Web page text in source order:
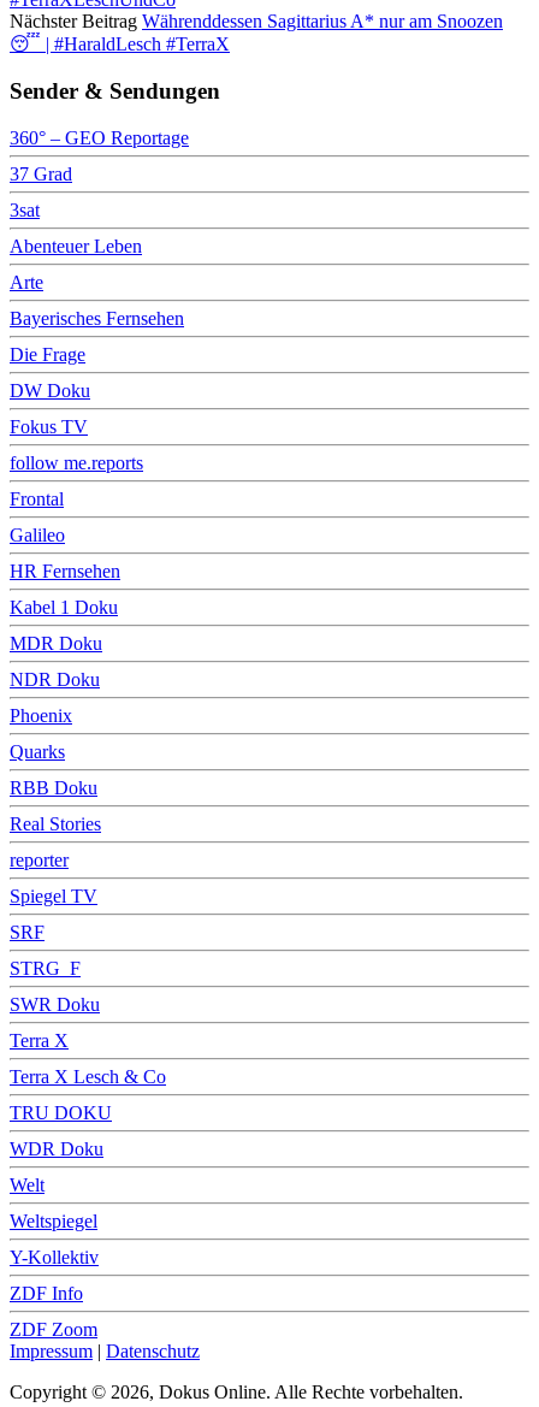
Nächster Beitrag Währenddessen Sagittarius A* nur am Snoozen
😴 | #HaraldLesch #TerraX
Sender & Sendungen
360° – GEO Reportage
37 Grad
3sat
Abenteuer Leben
Arte
Bayerisches Fernsehen
Die Frage
DW Doku
Fokus TV
follow me.reports
Frontal
Galileo
HR Fernsehen
Kabel 1 Doku
MDR Doku
NDR Doku
Phoenix
Quarks
RBB Doku
Real Stories
reporter
Spiegel TV
SRF
STRG_F
SWR Doku
Terra X
Terra X Lesch & Co
TRU DOKU
WDR Doku
Welt
Weltspiegel
Y-Kollektiv
ZDF Info
ZDF Zoom
Impressum | Datenschutz
Copyright © 2026, Dokus Online. Alle Rechte vorbehalten.